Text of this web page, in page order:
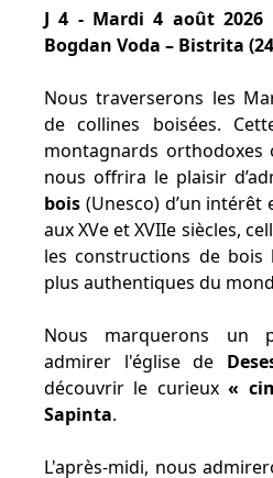
J 4 - Mardi 4 août 2026
Bogdan Voda – Bistrita
Nous traverserons les
de collines boisées.
montagnards orthodoxes
nous offrira le plaisir
bois (Unesco) d’un intérêt
aux XVe et XVIIe siècles,
les constructions de bois
plus authentiques du
Nous marquerons un
admirer l'église de
découvrir le curieux«
Sapinta.
L'après-midi, nous